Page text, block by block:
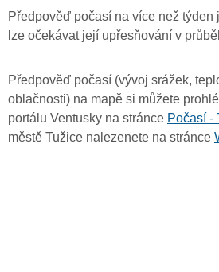
Předpověď počasí na více než týden
lze očekávat její upřesňování v
Předpověď počasí (vývoj srážek,
oblačnosti) na mapě si můžete
portálu Ventusky na stránce Počasí -
městě Tužice nalezenete na stránce